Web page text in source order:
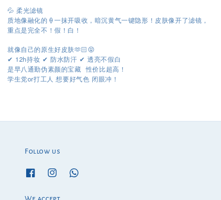
💦 柔光滤镜
质地像融化的🍦一抹开吸收，暗沉黄气一键隐形！皮肤像开了滤镜，
重点是完全不！假！白！
就像自己的原生好皮肤🫶🏻😝
✔︎ 12h持妆 ✔︎ 防水防汗 ✔︎ 透亮不假白
是早八通勤伪素颜的宝藏 性价比超高！
学生党or打工人 想要好气色 闭眼冲！
Follow us